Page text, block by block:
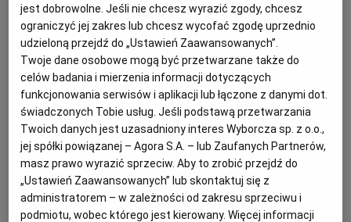
TORUŃ
TRÓJMIASTO
WAŁBRZYCH
WARSZAWA
do której miałam duże nadzieje.
Powitało mnie minimalistyczne, lecz przytulne
wnętrze z błękitnymi i drewnianymi
akcentami. Wrażenie robi tam przeszklony dach nad
głowami gości. To najelegantszy lokal, jaki odwiedziłam
podczas tej edycji festiwalu. Nie dziwi więc fakt, że
obsługa była niezwykle uprzejma i profesjonalna.
Festiwalowy drink od razu wylądował na moim stole
wraz z amouse-bouche. Poczęstunek stanowiła
oryginalnie podana babeczka z ogórkowym musem,
jest dobrowolne. Jeśli nie chcesz wyrazić zgody, chcesz
ograniczyć jej zakres lub chcesz wycofać zgodę uprzednio
udzieloną przejdź do „Ustawień Zaawansowanych”.
Twoje dane osobowe mogą być przetwarzane także do
celów badania i mierzenia informacji dotyczących
funkcjonowania serwisów i aplikacji lub łączone z danymi dot.
świadczonych Tobie usług. Jeśli podstawą przetwarzania
Twoich danych jest uzasadniony interes Wyborcza sp. z o.o.,
jej spółki powiązanej – Agora S.A. – lub Zaufanych Partnerów,
masz prawo wyrazić sprzeciw. Aby to zrobić przejdź do
„Ustawień Zaawansowanych” lub skontaktuj się z
administratorem – w zależności od zakresu sprzeciwu i
podmiotu, wobec którego jest kierowany. Więcej informacji